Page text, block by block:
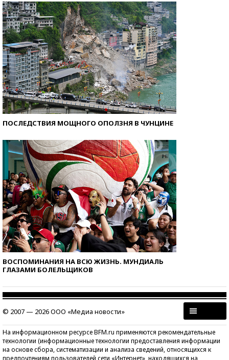
ПОСЛЕДСТВИЯ МОЩНОГО ОПОЛЗНЯ В ЧУНЦИНЕ
ВОСПОМИНАНИЯ НА ВСЮ ЖИЗНЬ. МУНДИАЛЬ
ГЛАЗАМИ БОЛЕЛЬЩИКОВ
© 2007 — 2026 ООО «Медиа новости»
На информационном ресурсе BFM.ru применяются рекомендательные
технологии (информационные технологии предоставления информации
на основе сбора, систематизации и анализа сведений, относящихся к
предпочтениям пользователей сети «Интернет», находящихся на